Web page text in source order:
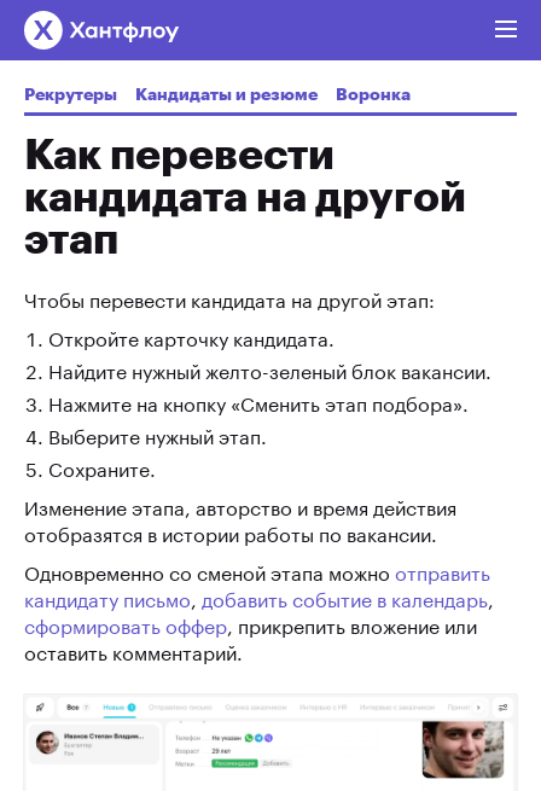
Рекрутеры Кандидаты и резюме Воронка
Как перевести
кандидата на другой
этап
Чтобы перевести кандидата на другой этап:
Откройте карточку кандидата.
Найдите нужный желто-зеленый блок вакансии.
Нажмите на кнопку «Сменить этап подбора».
Выберите нужный этап.
Сохраните.
Изменение этапа, авторство и время действия
отобразятся в истории работы по вакансии.
Одновременно со сменой этапа можно отправить
кандидату письмо, добавить событие в календарь,
сформировать оффер, прикрепить вложение или
оставить комментарий.